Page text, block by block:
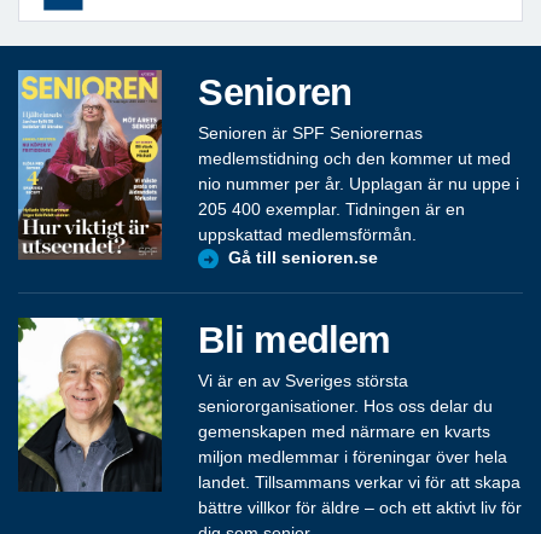
Senioren
Senioren är SPF Seniorernas
medlemstidning och den kommer ut med
nio nummer per år. Upplagan är nu uppe i
205 400 exemplar. Tidningen är en
uppskattad medlemsförmån.
Gå till senioren.se
Bli medlem
Vi är en av Sveriges största
seniororganisationer. Hos oss delar du
gemenskapen med närmare en kvarts
miljon medlemmar i föreningar över hela
landet. Tillsammans verkar vi för att skapa
bättre villkor för äldre – och ett aktivt liv för